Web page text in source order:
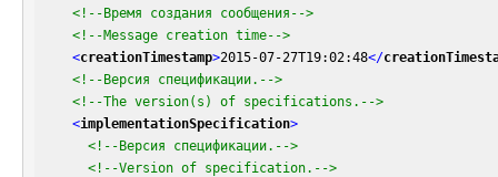
<!--Время создания сообщения-->
<!--Message creation time-->
<creationTimestamp>2015-07-27T19:02:48</
<!--Версия спецификации.-->
<!--The version(s) of specifications.-->
<implementationSpecification>
<!--Версия спецификации.-->
<!--Version of specification.-->